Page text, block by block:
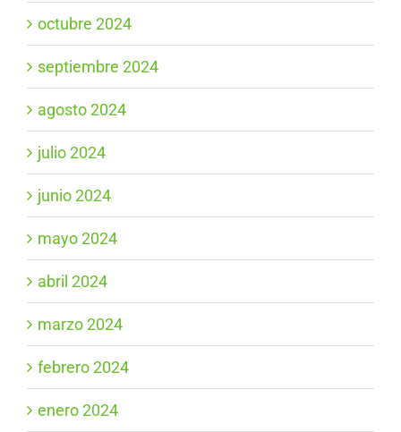
octubre 2024
septiembre 2024
agosto 2024
julio 2024
junio 2024
mayo 2024
abril 2024
marzo 2024
febrero 2024
enero 2024